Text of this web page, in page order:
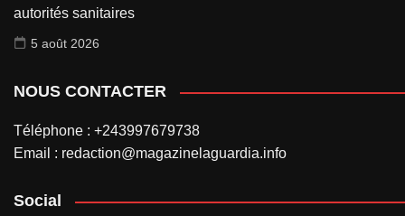
autorités sanitaires
5 août 2026
NOUS CONTACTER
Téléphone : +243997679738
Email : redaction@magazinelaguardia.info
Social